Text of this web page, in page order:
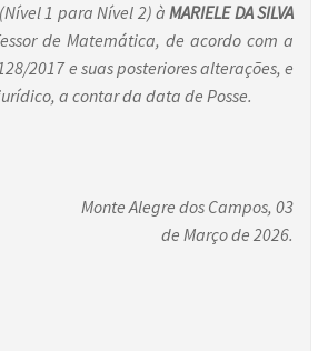
(Nível 1 para Nível 2) àMARIELE DA SILVA
de Matemática, de acordo com a
2017 e suas posteriores alterações, e
a contar da data de Posse.
dos Campos, 03
de Março de 2026.